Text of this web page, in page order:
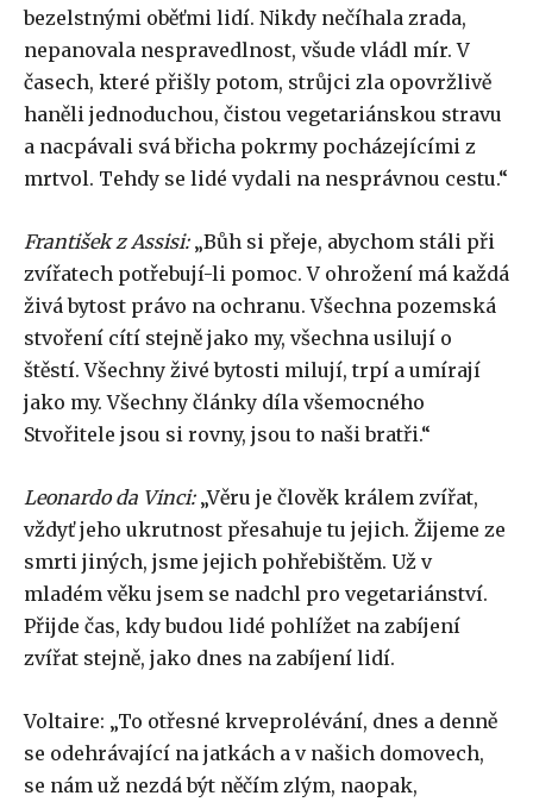
bezelstnými oběťmi lidí. Nikdy nečíhala zrada,
nepanovala nespravedlnost, všude vládl mír. V
časech, které přišly potom, strůjci zla opovržlivě
haněli jednoduchou, čistou vegetariánskou stravu
a nacpávali svá břicha pokrmy pocházejícími z
mrtvol. Tehdy se lidé vydali na nesprávnou cestu.“
František z Assisi: „Bůh si přeje, abychom stáli při
zvířatech potřebují-li pomoc. V ohrožení má každá
živá bytost právo na ochranu. Všechna pozemská
stvoření cítí stejně jako my, všechna usilují o
štěstí. Všechny živé bytosti milují, trpí a umírají
jako my. Všechny články díla všemocného
Stvořitele jsou si rovny, jsou to naši bratři.“
Leonardo da Vinci: „Věru je člověk králem zvířat,
vždyť jeho ukrutnost přesahuje tu jejich. Žijeme ze
smrti jiných, jsme jejich pohřebištěm. Už v
mladém věku jsem se nadchl pro vegetariánství.
Přijde čas, kdy budou lidé pohlížet na zabíjení
zvířat stejně, jako dnes na zabíjení lidí.
Voltaire: „To otřesné krveprolévání, dnes a denně
se odehrávající na jatkách a v našich domovech,
se nám už nezdá být něčím zlým, naopak,